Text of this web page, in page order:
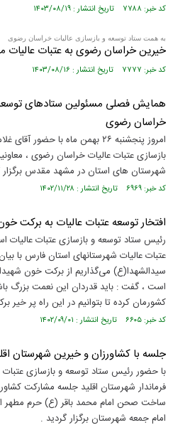
کد خبر: ۷۷۸۸ تاریخ انتشار : ۱۴۰۳/۰۸/۱۹
به همت ستاد توسعه و بازسازی عالیات خراسان رضوی
خیرین خراسان رضوی به عتبات
کد خبر: ۷۷۷۷ تاریخ انتشار : ۱۴۰۳/۰۸/۱۶
همایش فصلی مسئولین ستادهای توسعه
خراسان رضوی
امروز پنجشنبه ۲۶ بهمن ماه با
بازسازی عتبات عالیات خراسان رضوی ،
شهرستان های استان در مشهد مقدس برگزار
کد خبر: ۶۹۶۹ تاریخ انتشار : ۱۴۰۲/۱۱/۲۸
افتخار توسعه عتبات عالیات به برکت
رئیس ستاد توسعه و بازسازی عتبات عالیات
عتبات عالیات شهرستانهای استان فارس با
سیدالشهدا(ع) می‌گذاریم از برکت خون
است ، گفت : باید قدردان این نعمت بزرگ
کشورمان کرده تا بتوانیم در این راه پر خیر
کد خبر: ۶۶۰۵ تاریخ انتشار : ۱۴۰۲/۰۹/۰۱
جلسه با کشاورزان و خیرین شهرستان
با حضور رئیس ستاد توسعه و بازسازی عتبات
فرماندار شهرستان اقلید جلسه مشارکت
ساخت صحن امام محمد باقر (ع) حرم مطهر
امام جمعه شهرستان برگزار گردید .